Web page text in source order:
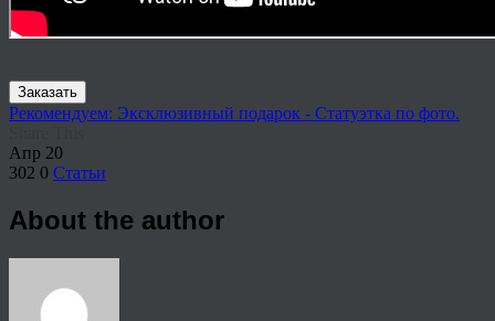
Заказать
Рекомендуем: Эксклюзивный подарок - Статуэтка по фото.
Апр 20
302 0 Статьи
About the author